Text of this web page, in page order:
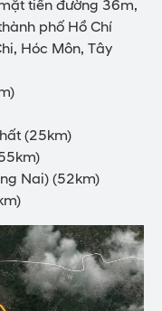
tiền đường 36m,
phố Hồ Chí
Hóc Môn, Tây
(25km)
Nai) (52km)